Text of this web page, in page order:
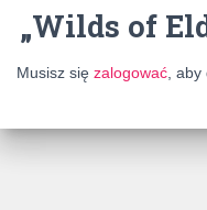
„Wilds of
Musisz się zalogować, aby